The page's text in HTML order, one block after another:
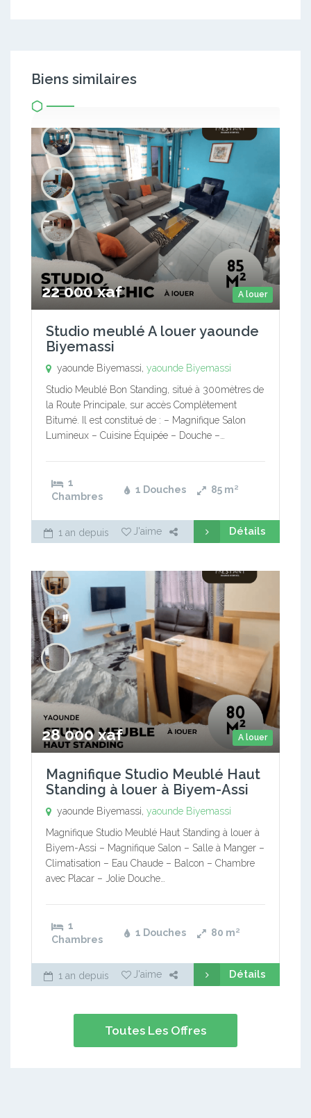
Biens similaires
A louer
22 000 xaf
Studio meublé A louer yaounde
Biyemassi
yaounde Biyemassi, yaounde Biyemassi
Studio Meublé Bon Standing, situé à 300mètres de
la Route Principale, sur accès Complètement
Bitumé. Il est constitué de : – Magnifique Salon
Lumineux – Cuisine Équipée – Douche –…
1
Chambres
1 Douches 85 m²
1 an depuis J'aime Détails
A louer
28 000 xaf
Magnifique Studio Meublé Haut
Standing à louer à Biyem-Assi
yaounde Biyemassi, yaounde Biyemassi
Magnifique Studio Meublé Haut Standing à louer à
Biyem-Assi – Magnifique Salon – Salle à Manger –
Climatisation – Eau Chaude – Balcon – Chambre
avec Placar – Jolie Douche…
1
Chambres
1 Douches 80 m²
1 an depuis J'aime Détails
Toutes Les Offres